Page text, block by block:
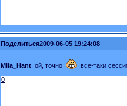
Поделиться2009-06-05 19:24:08
Mila_Hant , ой, точно
все-таки
0